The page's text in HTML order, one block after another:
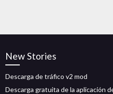
New Stories
Descarga de tráfico v2 mod
Descarga gratuita de la aplicación